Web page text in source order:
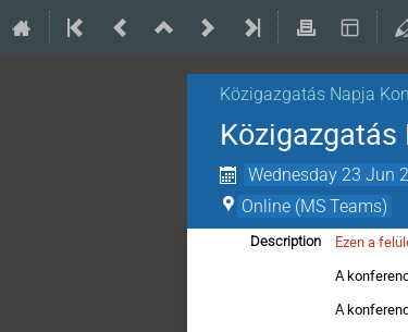
Közigazgatás Napja
Wednesday 23 Jun
Online (MS Teams)
Description
Ezen a
A
A